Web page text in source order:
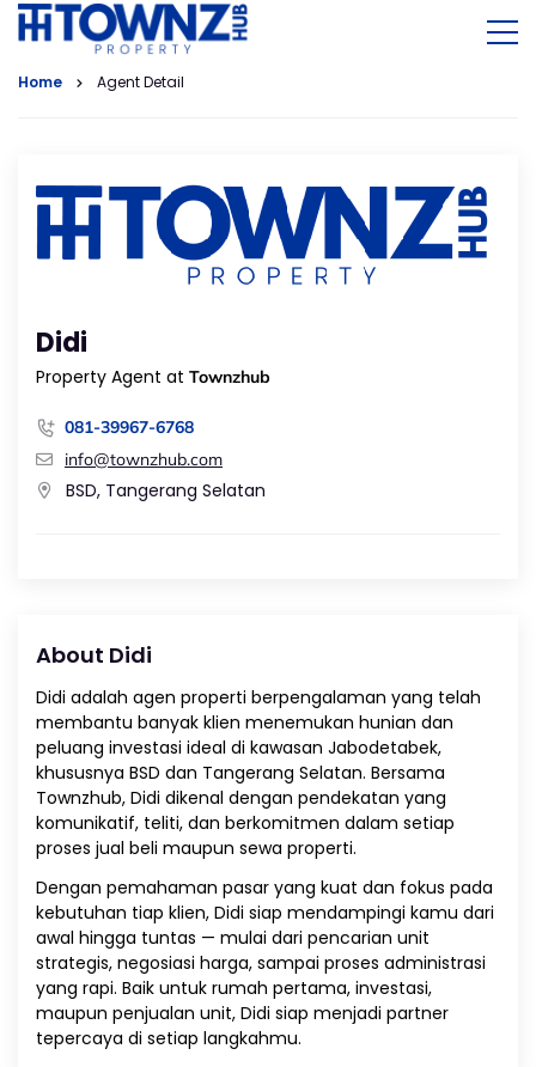
Home Agent Detail
Didi
Property Agent at Townzhub
081-39967-6768
info@townzhub.com
BSD, Tangerang Selatan
About Didi
Didi adalah agen properti berpengalaman yang telah
membantu banyak klien menemukan hunian dan
peluang investasi ideal di kawasan Jabodetabek,
khususnya BSD dan Tangerang Selatan. Bersama
Townzhub, Didi dikenal dengan pendekatan yang
komunikatif, teliti, dan berkomitmen dalam setiap
proses jual beli maupun sewa properti.
Dengan pemahaman pasar yang kuat dan fokus pada
kebutuhan tiap klien, Didi siap mendampingi kamu dari
awal hingga tuntas — mulai dari pencarian unit
strategis, negosiasi harga, sampai proses administrasi
yang rapi. Baik untuk rumah pertama, investasi,
maupun penjualan unit, Didi siap menjadi partner
tepercaya di setiap langkahmu.